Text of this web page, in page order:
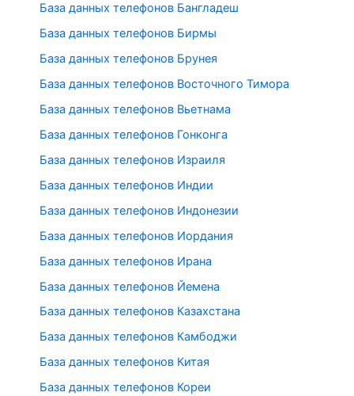
База данных телефонов Бангладеш
База данных телефонов Бирмы
База данных телефонов Брунея
База данных телефонов Восточного Тимора
База данных телефонов Вьетнама
База данных телефонов Гонконга
База данных телефонов Израиля
База данных телефонов Индии
База данных телефонов Индонезии
База данных телефонов Иордания
База данных телефонов Ирана
База данных телефонов Йемена
База данных телефонов Казахстана
База данных телефонов Камбоджи
База данных телефонов Китая
База данных телефонов Кореи